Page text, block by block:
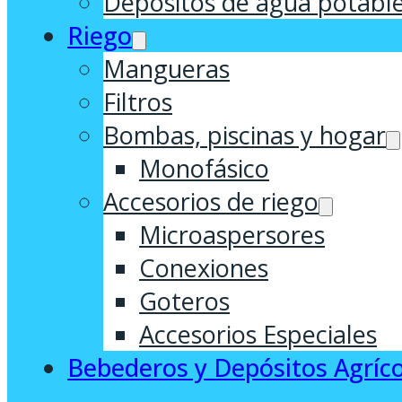
Riego
Mangueras
Filtros
Bombas, piscinas y hogar
Monofásico
Accesorios de riego
Microaspersores
Conexiones
Goteros
Accesorios Especiales
Bebederos y Depósitos